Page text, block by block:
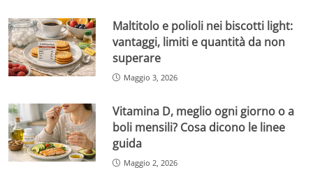
Maltitolo e polioli nei biscotti light:
vantaggi, limiti e quantità da non
superare
Maggio 3, 2026
Vitamina D, meglio ogni giorno o a
boli mensili? Cosa dicono le linee
guida
Maggio 2, 2026